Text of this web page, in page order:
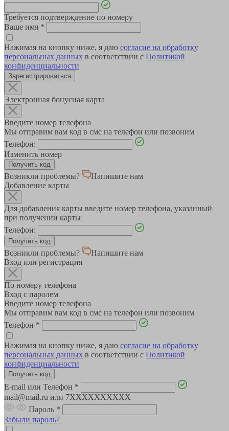
Требуется подтверждение по номеру
Ваше имя *
Нажимая на кнопку ниже, я даю согласие на обработку
персональных данных в соответствии с Политикой
конфиденциальности
Зарегистрироваться
Электронная бонусная карта
Введите номер телефона
Мы отправим вам код в смс на телефон или позвоним
Телефон:
Изменить номер
Возникли проблемы?
Напишите нам
Добавление карты
Для добавления карты введите номер телефона, указанный
при получении карты
Телефон:
Возникли проблемы?
Напишите нам
Вход или регистрация
По номеру телефона
Вход с паролем
Введите номер телефона
Мы отправим вам код в смс на телефон или позвоним
Телефон *
Нажимая на кнопку ниже, я даю согласие на обработку
персональных данных в соответствии с Политикой
конфиденциальности
E-mail или Телефон *
mail@mail.ru или 7XXXXXXXXXX
Пароль *
Забыли пароль?